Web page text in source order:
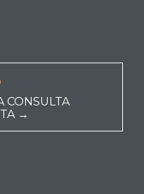
CONSULTA
→